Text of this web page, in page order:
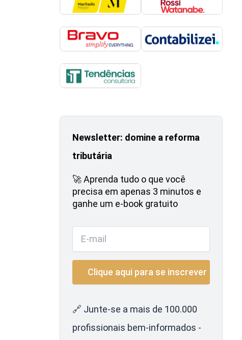
Newsletter: domine a reforma
tributária
🚀 Aprenda tudo o que você
precisa em apenas 3 minutos e
ganhe um e-book gratuito
🔗 Junte-se a mais de 100.000
profissionais bem-informados -